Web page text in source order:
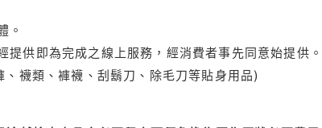
。
提供即為完成之線上服務，經消費者事先同意始提供
襪類、褲襪、刮鬍刀、除毛刀等貼身用品)